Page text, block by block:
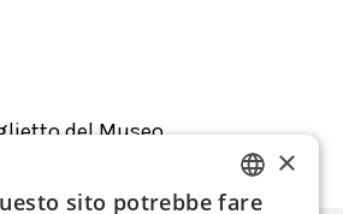
del Museo
ITALIAN
×
sito potrebbe fare